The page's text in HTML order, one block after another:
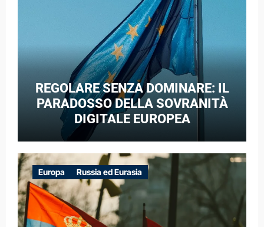
REGOLARE SENZA DOMINARE: IL
PARADOSSO DELLA SOVRANITÀ
DIGITALE EUROPEA
Europa Russia ed Eurasia